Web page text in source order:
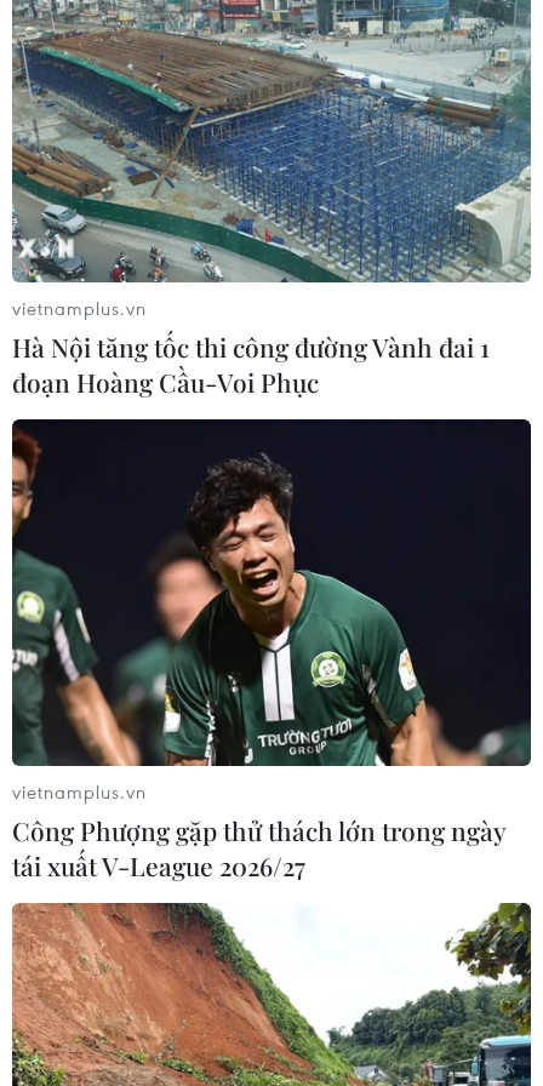
dược, mỹ phẩm, vật tư, trang thiết bị y tế và hoạt động
văn hóa, thể thao được phép hoạt động với điều kiện
đáp ứng tiêu chí phòng chống dịch.
TP.HCM: Mở cửa theo lộ trình và nguyên
tắc, đảm bảo 'mục tiêu kép'
30/09/2021 07:42
Sau ngày 30/9, TP.HCM sẽ không cấp giấy đi đường,
song người dân khi tham gia lưu thông vẫn phải sử
dụng mã QR. Công an thành phố sẽ giải tỏa tất cả các
chốt trong nội đô nhưng sẽ kiểm soát đột xuất.
vietnamplus.vn
Hà Nội tăng tốc thi công đường Vành đai 1
đoạn Hoàng Cầu-Voi Phục
vietnamplus.vn
Công Phượng gặp thử thách lớn trong ngày
tái xuất V-League 2026/27